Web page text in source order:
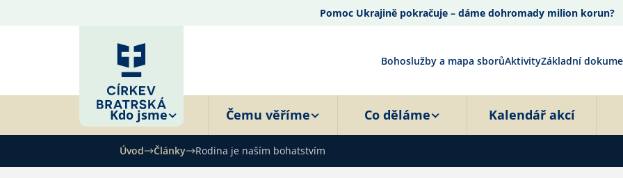
Pomoc Ukrajině pokračuje – dáme dohromady milion korun?
Bohoslužby a mapa sborůAktivityZákladní
Kdo jsme Čemu věříme Co děláme Kalendář akcí
Úvod Články Rodina je naším bohatstvím